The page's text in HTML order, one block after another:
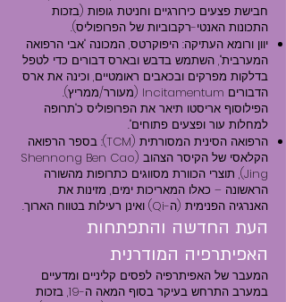
חבישת פצעים כירורגיים וחניטת גופות (בזכות
התכונות האנטי-רקבוביות של הפרופוליס).
יוון ורומא העתיקה: היפוקרטס, המכונה "אבי הרפואה
המערבית", השתמש בדבש ובארס דבורים כדי לטפל
בדלקות מפרקים ובכאבים ראומטיים, וכינה את ארס
הדבורים Incitamentum (מעורר/ממריץ).
הפילוסוף אריסטו תיאר את הפרופוליס כ"תרופה
למחלות עור ופצעים פתוחים".
הרפואה הסינית המסורתית (TCM): בספר הרפואה
הקלאסי של הקיסר הצהוב (Shennong Ben Cao
Jing), תוצרי הכוורת מסווגים כתרופות מהשורה
הראשונה – כאלו המאריכות ימים, מזינות את
האנרגיה הפנימית (ה-Qi) ואינן רעילות בטווח הארוך.
העת החדשה והתפתחות
האפיתרפיה המודרנית
המעבר של האפיתרפיה לפסים קליניים ומדעיים
במערב התרחש בעיקר בסוף המאה ה-19, בזכות